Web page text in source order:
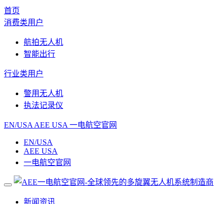
首页
消费类用户
航拍无人机
智能出行
行业类用户
警用无人机
执法记录仪
EN/USA AEE USA 一电航空官网
EN/USA
AEE USA
一电航空官网
新闻资讯